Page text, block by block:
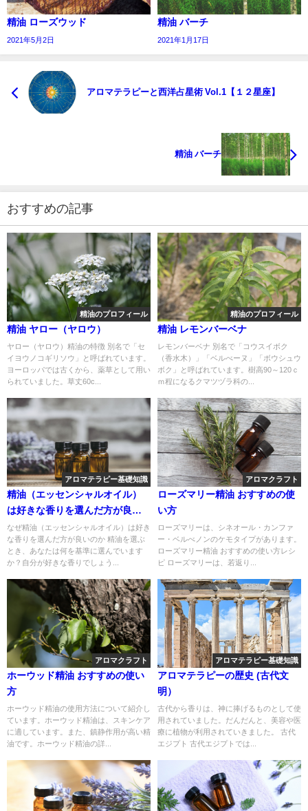
精油 ローズウッド
2021年5月2日
精油 バーチ
2021年1月17日
アロマテラピーと西洋占星術 Vol.1【１２星座】
精油 バーチ
おすすめの記事
精油のプロフィール
精油 ヤロー（ヤロウ）
ヤロー（ヤロウ）精油の特徴 別名で「セ
イヨウノコギリソウ」と呼ばれています。
ヨーロッパでは古くから、薬草として用い
られていました。草丈60c...
精油のプロフィール
精油 レモンバーベナ
レモンバーベナ 別名で「コウスイボク
（香水木）」「ベルべーヌ」「ボウシュウ
ボク」と呼ばれています。樹高90～120ｃ
ｍ程になるクマツヅラ科の...
アロマテラピー基礎知識
精油（エッセンシャルオイル）
は好きな香りを選んだ方が良
い！その理由とは？
なぜ精油（エッセンシャルオイル）は好き
な香りを選んだ方が良いのか 精油を選ぶ
とき、あなたは何を基準に選んでいます
か？自分が好きな香りでしょう...
アロマクラフト
ローズマリー精油 おすすめの使
い方
ローズマリーは、シネオール・カンファ
ー・ベルべノンのケモタイプがあります。
ローズマリー精油 おすすめの使い方レシ
ピ ローズマリーは、若返り...
アロマクラフト
ホーウッド精油 おすすめの使い
方
ホーウッド精油の使用方法について紹介し
ています。ホーウッド精油は、スキンケア
に適しています。また、鎮静作用が高い精
油です。ホーウッド精油の詳...
アロマテラピー基礎知識
アロマテラピーの歴史 (古代文
明）
古代から香りは、神に捧げるものとして使
用されていました。だんだんと、美容や医
療に植物が利用されていきました。 古代
エジプト 古代エジプトでは...